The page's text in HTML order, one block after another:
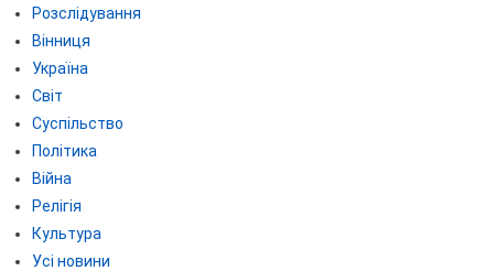
Розслідування
Вінниця
Україна
Світ
Суспільство
Політика
Війна
Релігія
Культура
Усі новини